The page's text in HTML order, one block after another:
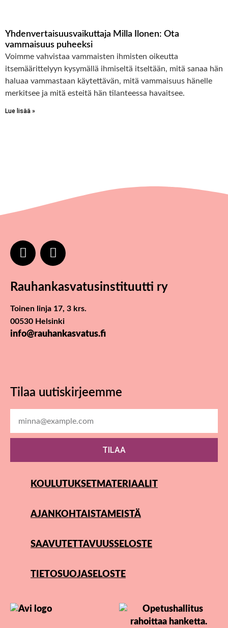
Yhdenvertaisuus­vaikuttaja Milla Ilonen: Ota
vammaisuus puheeksi
Voimme vahvistaa vammaisten ihmisten oikeutta
itsemäärittelyyn kysymällä ihmiseltä itseltään, mitä sanaa hän
haluaa vammastaan käytettävän, mitä vammaisuus hänelle
merkitsee ja mitä esteitä hän tilanteessa havaitsee.
Lue lisää »
Rauhankasvatus­instituutti ry
Toinen linja 17, 3 krs.
00530 Helsinki
info@rauhankasvatus.fi
Tilaa uutiskirjeemme
TILAA
KOULUTUKSET MATERIAALIT
AJANKOHTAISTA MEISTÄ
SAAVUTETTAVUUSSELOSTE
TIETOSUOJASELOSTE